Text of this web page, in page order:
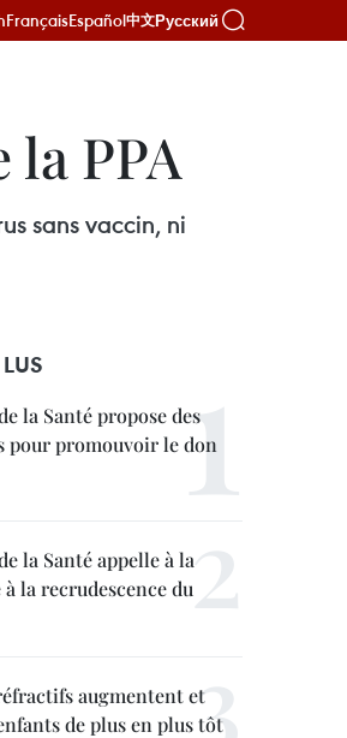
FrançaisEspañol中文Русский
PPA
sans vaccin, ni
la Santé propose des
pour promouvoir le don
la Santé appelle à la
la recrudescence du
augmentent et
de plus en plus tôt